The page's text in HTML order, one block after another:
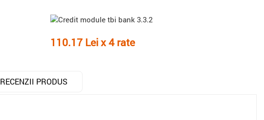
110.17 Lei x 4 rate
RECENZII PRODUS